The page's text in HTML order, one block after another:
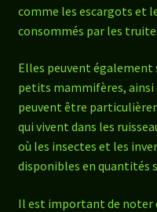
comme les escargots et
consommés par les
Elles peuvent également
petits mammifères, ainsi
peuvent être
qui vivent dans les
où les insectes et les
disponibles en quantités
Il est important de noter